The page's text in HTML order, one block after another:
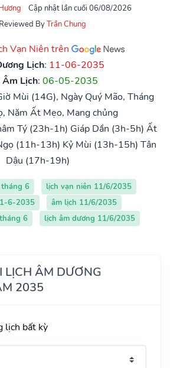
Cập nhật lần cuối 06/08/2026
Reviewed ByTrần Chung
Vạn Niên trên
Lịch: 11-06-2035
Âm Lịch: 06-05-2035
Mùi (14G), Ngày Quý Mão, Tháng
Năm Ất Mẹo, Mang chủng
Tý (23h-1h) Giáp Dần (3h-5h) Ất
(11h-13h) Kỷ Mùi (13h-15h) Tân
Dậu (17h-19h)
6
lịch vạn niên 11/6/2035
6-2035
âm lịch 11/6/2035
6
lịch âm dương 11/6/2035
LỊCH ÂM DƯƠNG
2035
lịch bất kỳ